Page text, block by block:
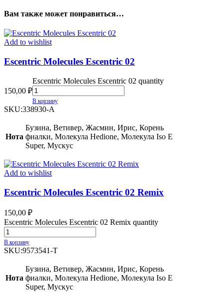
Вам также может понравиться…
Add to wishlist
Escentric Molecules Escentric 02
150,00 ₽
Escentric Molecules Escentric 02 quantity
В корзину
SKU:338930-A
Нота
Бузина, Ветивер, Жасмин, Ирис, Корень
фиалки, Молекула Hedione, Молекула Iso E
Super, Мускус
Add to wishlist
Escentric Molecules Escentric 02 Remix
150,00 ₽
Escentric Molecules Escentric 02 Remix quantity
В корзину
SKU:9573541-T
Нота
Бузина, Ветивер, Жасмин, Ирис, Корень
фиалки, Молекула Hedione, Молекула Iso E
Super, Мускус